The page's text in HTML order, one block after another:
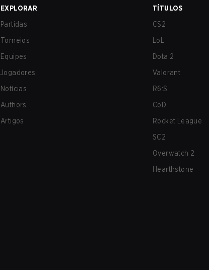
EXPLORAR
Partidas
Torneios
Equipes
Jogadores
Notícias
Authors
Artigos
TÍTULOS
CS2
LoL
Dota 2
Valorant
R6:S
CoD
Rocket League
SC2
Overwatch 2
Hearthstone